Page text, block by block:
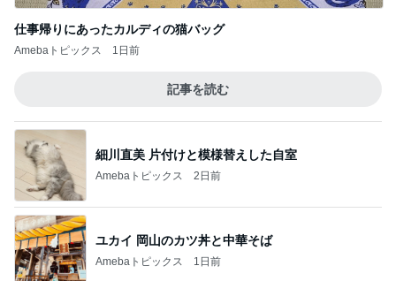
仕事帰りにあったカルディの猫バッグ
Amebaトピックス 1日前
記事を読む
細川直美 片付けと模様替えした自室
Amebaトピックス 2日前
ユカイ 岡山のカツ丼と中華そば
Amebaトピックス 1日前